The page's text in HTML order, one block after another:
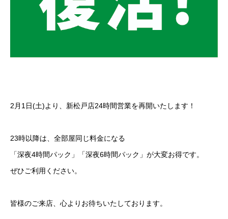
2月1日(土)より、新松戸店24時間営業を再開いたします！
23時以降は、全部屋同じ料金になる
「深夜4時間パック」「深夜6時間パック」が大変お得です。
ぜひご利用ください。
皆様のご来店、心よりお待ちいたしております。